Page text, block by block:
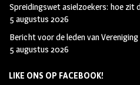
Spreidingswet asielzoekers: hoe zit
5 augustus 2026
Bericht voor de leden van
5 augustus 2026
LIKE ONS OP FACEBOOK!